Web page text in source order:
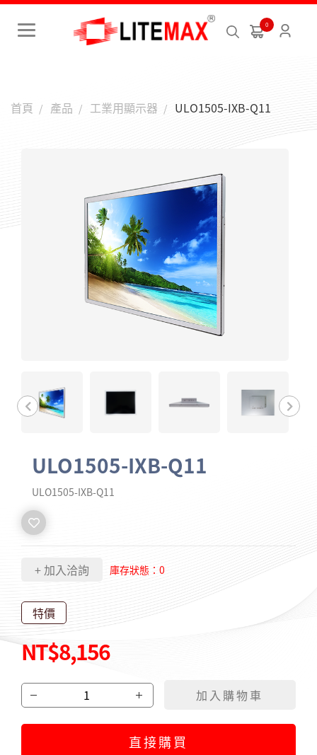
-->
0
首頁 產品 工業用顯示器 ULO1505-IXB-Q11
ULO1505-IXB-Q11
ULO1505-IXB-Q11
庫存狀態：0
NT$8,156